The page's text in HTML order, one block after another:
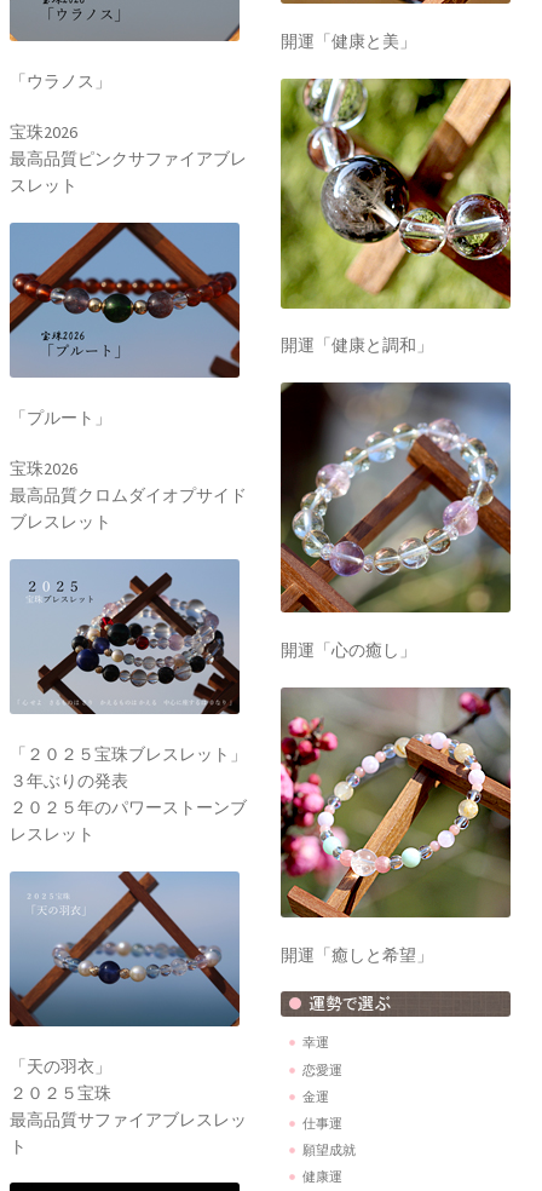
「ウラノス」
宝珠2026
最高品質ピンクサファイアブレ
スレット
「プルート」
宝珠2026
最高品質クロムダイオプサイド
ブレスレット
「２０２５宝珠ブレスレット」
３年ぶりの発表
２０２５年のパワーストーンブ
レスレット
「天の羽衣」
２０２５宝珠
最高品質サファイアブレスレッ
ト
開運「健康と美」
開運「健康と調和」
開運「心の癒し」
開運「癒しと希望」
幸運
恋愛運
金運
仕事運
願望成就
健康運